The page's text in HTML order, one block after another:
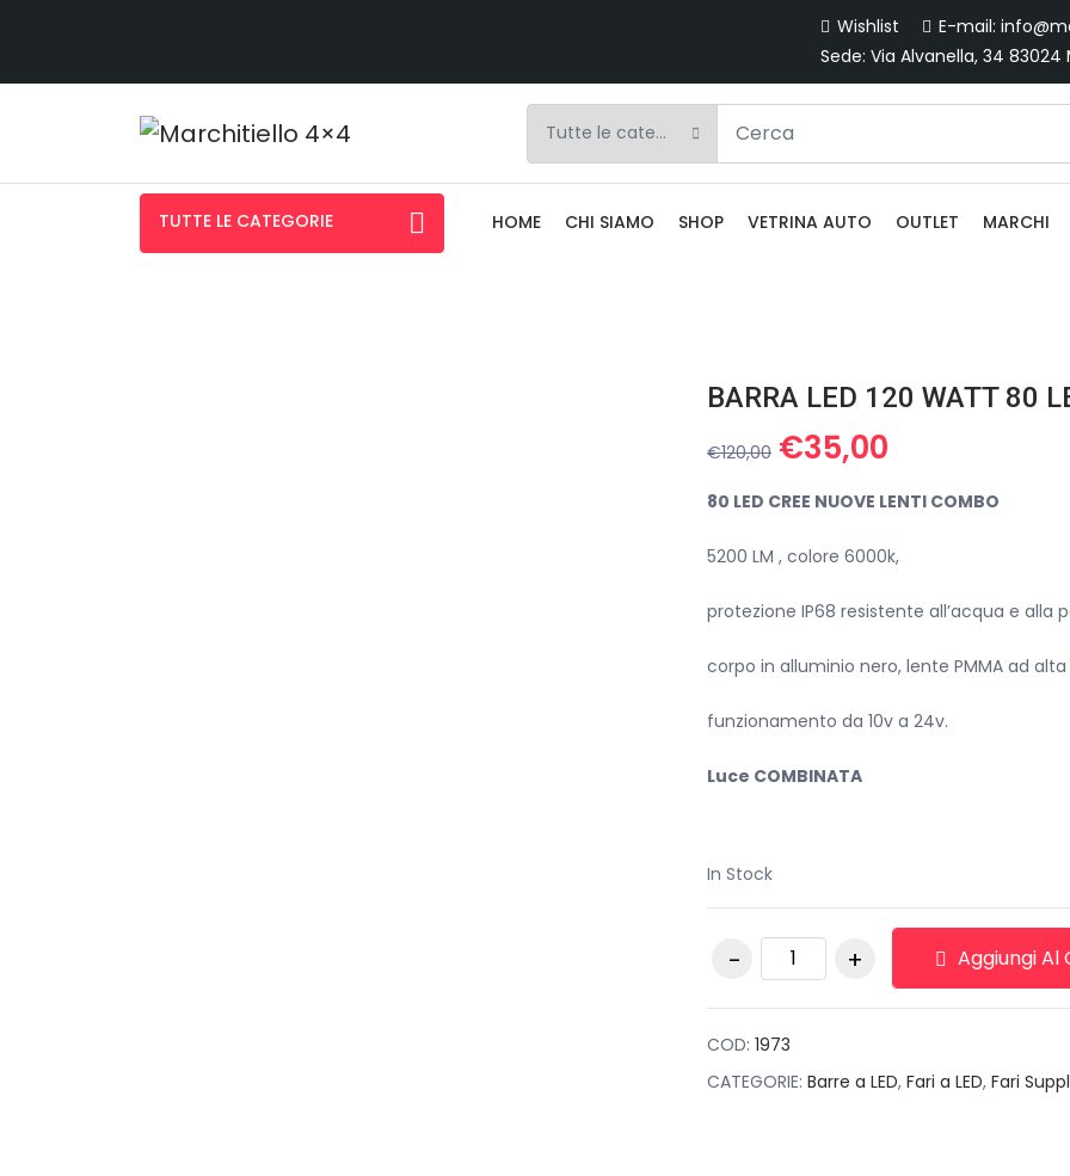
Wishlist
E-mail:
Sede: Via Alvanella, 34
TUTTE LE CATEGORIE HOME CHI SIAMO SHOP VETRINA AUTO OUTLET MARCHI
€120,00 Il
prezzo
originale
era:
€120,00.
€35,00
attuale
è:
€35,00.
80 LED CREE NUOVE LENTI COMBO
5200 LM , colore 6000k,
protezione IP68 resistente all’acqua e alla
corpo in alluminio nero, lente PMMA ad
funzionamento da 10v a 24v.
Luce COMBINATA
In Stock
BARRA LED 120 WATT
80 LED COMBO 5200
Aggiungi Al
COD: 1973
CATEGORIE: Barre a LED, Fari a LED, Fari